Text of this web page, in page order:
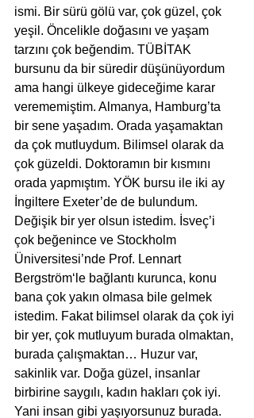
ismi. Bir sürü gölü var, çok güzel, çok
yeşil. Öncelikle doğasını ve yaşam
tarzını çok beğendim. TÜBİTAK
bursunu da bir süredir düşünüyordum
ama hangi ülkeye gideceğime karar
verememiştim. Almanya, Hamburg’ta
bir sene yaşadım. Orada yaşamaktan
da çok mutluydum. Bilimsel olarak da
çok güzeldi. Doktoramın bir kısmını
orada yapmıştım. YÖK bursu ile iki ay
İngiltere Exeter’de de bulundum.
Değişik bir yer olsun istedim. İsveç’i
çok beğenince ve Stockholm
Üniversitesi’nde Prof. Lennart
Bergström‘le bağlantı kurunca, konu
bana çok yakın olmasa bile gelmek
istedim. Fakat bilimsel olarak da çok iyi
bir yer, çok mutluyum burada olmaktan,
burada çalışmaktan… Huzur var,
sakinlik var. Doğa güzel, insanlar
birbirine saygılı, kadın hakları çok iyi.
Yani insan gibi yaşıyorsunuz burada.